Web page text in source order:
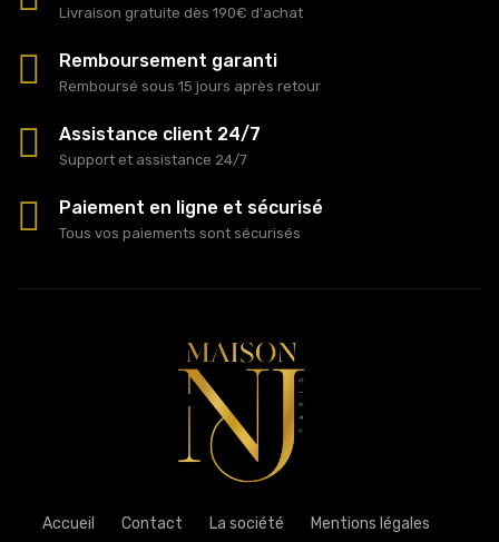
Livraison gratuite dès 190€ d'achat
Remboursement garanti
Remboursé sous 15 jours après retour
Assistance client 24/7
Support et assistance 24/7
Paiement en ligne et sécurisé
Tous vos paiements sont sécurisés
Accueil Contact La société Mentions légales